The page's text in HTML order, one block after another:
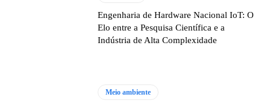
Engenharia de Hardware Nacional IoT: O
Elo entre a Pesquisa Científica e a
Indústria de Alta Complexidade
Meio ambiente